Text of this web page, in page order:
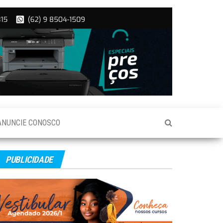
CONOSCO
PUBLICIDADE